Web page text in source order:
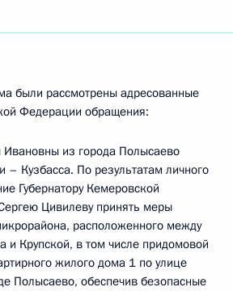
были рассмотрены адресованные
Федерации обращения:
Ивановны из города Полысаево
– Кузбасса. По результатам личного
Губернатору Кемеровской
Цивилеву принять меры
расположенного между
Крупской, в том числе придомовой
жилого дома 1 по улице
Полысаево, обеспечив безопасные